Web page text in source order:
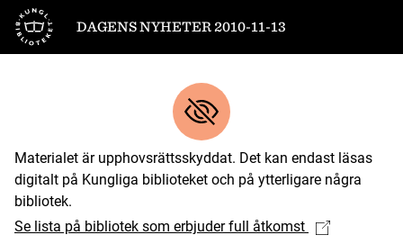
Till startsidan
DAGENS NYHETER 2010-11-13
Materialet är upphovsrättsskyddat. Det kan endast läsas
digitalt på Kungliga biblioteket och på ytterligare några
bibliotek.
Se lista på bibliotek som erbjuder full åtkomst